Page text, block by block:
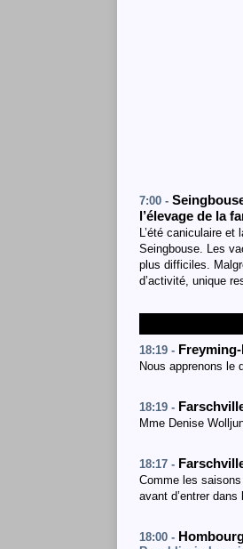
7:00 -
l’élevage de la
L’été caniculaire
Seingbouse. Les
plus difficiles.
d’activité, unique
18:19 -
Nous apprenons le
18:19 -
Mme Denise
18:17 -
Comme les
avant d’entrer
18:00 -